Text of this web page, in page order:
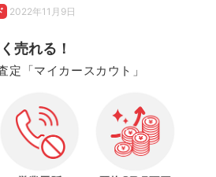
2022年11月9日
売れる！
定「マイカースカウト」